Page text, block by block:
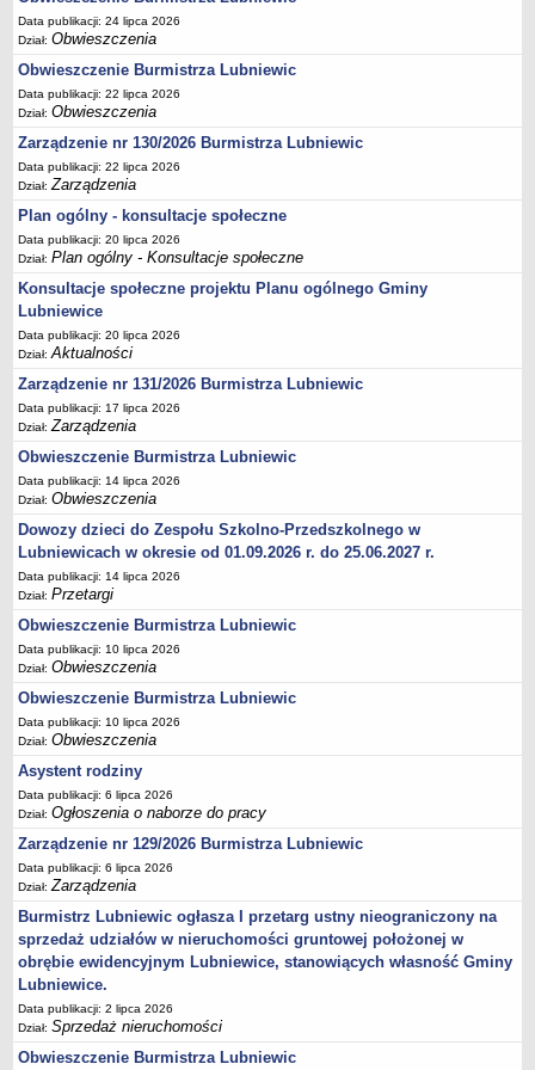
Umorzenia, odroczenia, raty
Fundacje i Stowarzyszenia dofinansowane z JST
Pomoc publiczna
Budżet obywatelski
Majątek jednostek podległych
Koszt wychowania przedszkolnego
Stawki czynszów najmu lokali mieszkalnych
PRZETARGI
Zamówienia publiczne
Sprzedaż mienia
Sprzedaż nieruchomości
Zapytania ofertowe
Plan zamówień publicznych
PRAWO LOKALNE
Statut
Uchwały Rady Miejskiej
Zarządzenia Burmistrza
Ogłoszenia Burmistrza
Opłaty i podatki
Zagospodarowanie przestrzenne
Programy i inne zamierzenia
Taryfy dla zbiorowego zaopatrzenia w wodę i zbiorowego
odprowadzania ścieków
Raport o stanie gminy Lubniewice
Zabytki gminne
PLANY, STUDIUM UWARUNKOWAŃ I KIERUNKÓW ZAGOSPODAROWANIA
Zagospodarowanie przestrzenne
0_Studium
Plan ogólny
Plan ogólny - opiniowanie i uzgadnianie
Plan ogólny - Konsultacje społeczne
MPZP.1_IV.11.98
MPZP.3_XXIV.177.2001
MPZP.4_XXVII.234.2010
Data publikacji: 24 lipca 2026
Dział:Obwieszczenia
Obwieszczenie Burmistrza Lubniewic
Data publikacji: 22 lipca 2026
Dział:Obwieszczenia
Zarządzenie nr 130/2026 Burmistrza Lubniewic
Data publikacji: 22 lipca 2026
Dział:Zarządzenia
Plan ogólny - konsultacje społeczne
Data publikacji: 20 lipca 2026
Dział:Plan ogólny - Konsultacje społeczne
Konsultacje społeczne projektu Planu ogólnego Gminy
Lubniewice
Data publikacji: 20 lipca 2026
Dział:Aktualności
Zarządzenie nr 131/2026 Burmistrza Lubniewic
Data publikacji: 17 lipca 2026
Dział:Zarządzenia
Obwieszczenie Burmistrza Lubniewic
Data publikacji: 14 lipca 2026
Dział:Obwieszczenia
Dowozy dzieci do Zespołu Szkolno-Przedszkolnego w
Lubniewicach w okresie od 01.09.2026 r. do 25.06.2027 r.
Data publikacji: 14 lipca 2026
Dział:Przetargi
Obwieszczenie Burmistrza Lubniewic
Data publikacji: 10 lipca 2026
Dział:Obwieszczenia
Obwieszczenie Burmistrza Lubniewic
Data publikacji: 10 lipca 2026
Dział:Obwieszczenia
Asystent rodziny
Data publikacji: 6 lipca 2026
Dział:Ogłoszenia o naborze do pracy
Zarządzenie nr 129/2026 Burmistrza Lubniewic
Data publikacji: 6 lipca 2026
Dział:Zarządzenia
Burmistrz Lubniewic ogłasza I przetarg ustny nieograniczony na
sprzedaż udziałów w nieruchomości gruntowej położonej w
obrębie ewidencyjnym Lubniewice, stanowiących własność Gminy
Lubniewice.
Data publikacji: 2 lipca 2026
Dział:Sprzedaż nieruchomości
Obwieszczenie Burmistrza Lubniewic